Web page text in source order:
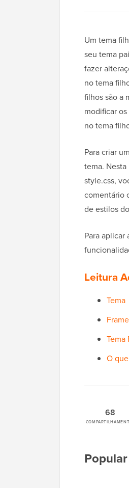
Um tema
seu tema
fazer
no tema
filhos são a
modificar
no tema
Para criar
tema.
style.css,
comentário
de estilos
Para
Leitura
Tema
Tema
O
68